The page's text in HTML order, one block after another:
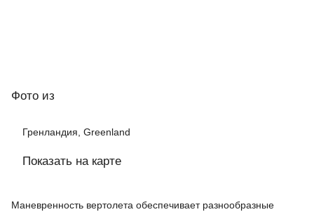
Фото из
Гренландия, Greenland
Показать на карте
Маневренность вертолета обеспечивает разнообразные